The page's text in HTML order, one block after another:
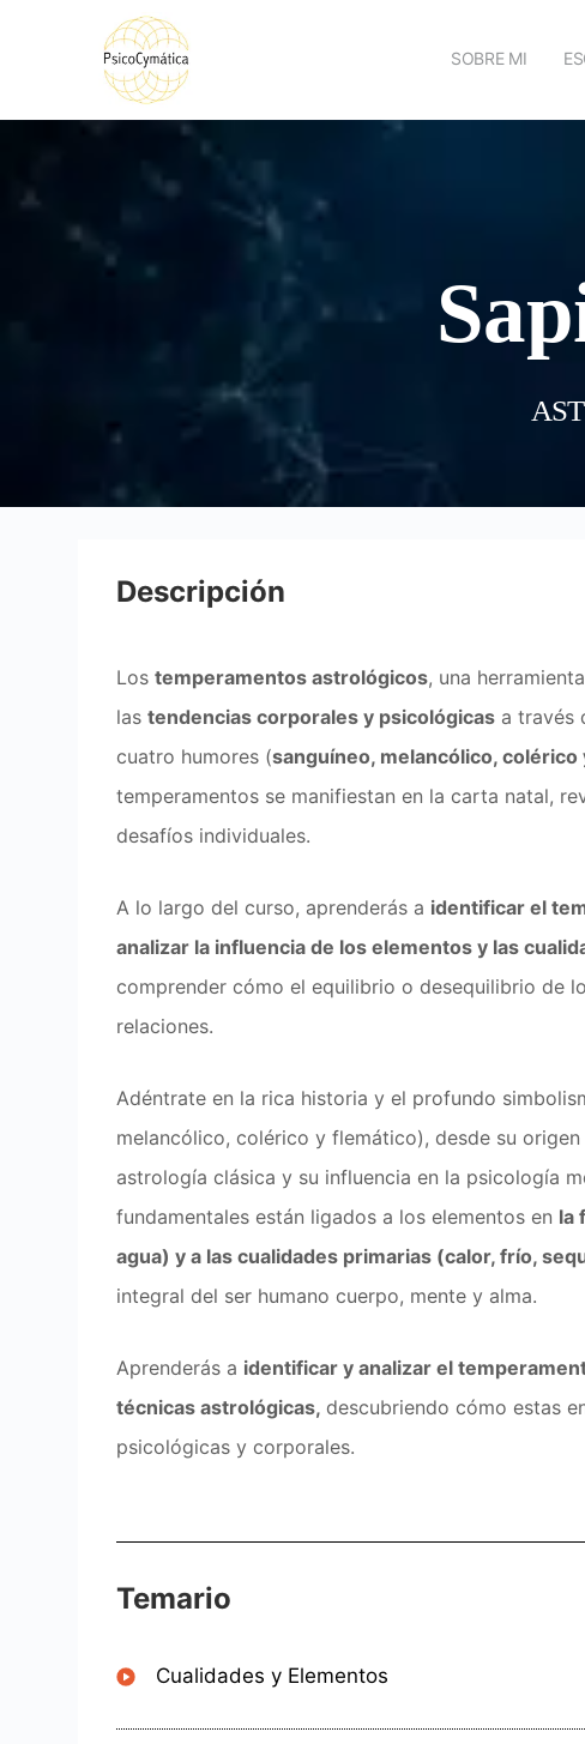
SOBRE MI
Descripción
Los temperamentos astrológicos, una
las tendencias corporales y psicológicas a través
cuatro humores (sanguíneo, melancólico, colérico
temperamentos se manifiestan en la carta natal,
desafíos individuales.
A lo largo del curso, aprenderás a identificar el
analizar la influencia de los elementos y las
comprender cómo el equilibrio o desequilibrio de
relaciones.
Adéntrate en la rica historia y el profundo
melancólico, colérico y flemático), desde su
astrología clásica y su influencia en la psicología
fundamentales están ligados a los elementos en la
agua) y a las cualidades primarias (calor, frío,
integral del ser humano cuerpo, mente y alma.
Aprenderás a identificar y analizar el
técnicas astrológicas, descubriendo cómo estas
psicológicas y corporales.
Temario
Cualidades y Elementos